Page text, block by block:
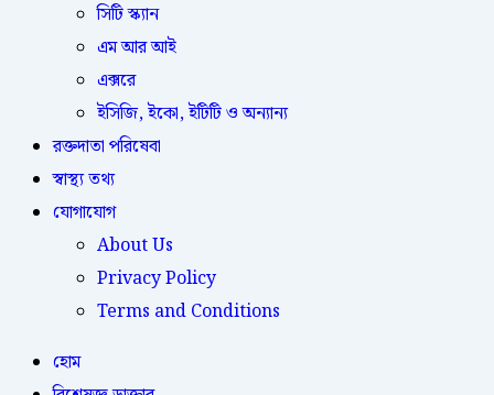
সিটি স্ক্যান
এম আর আই
এক্সরে
ইসিজি, ইকো, ইটিটি ও অন্যান্য
রক্তদাতা পরিষেবা
স্বাস্থ্য তথ্য
যোগাযোগ
About Us
Privacy Policy
Terms and Conditions
হোম